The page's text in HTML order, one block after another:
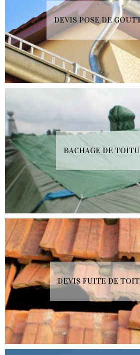
DEVIS POSE DE
BACHAGE DE
DEVIS FUITE DE